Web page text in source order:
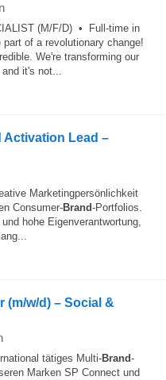
(M/F/D) • Full-time in
of a revolutionary change!
We're transforming our
it's not...
Activation Lead –
Marketingpersönlichkeit
Consumer-Brand-Portfolios.
hohe Eigenverantwortung,
(m/w/d) – Social &
tätiges Multi-Brand-
Marken SP Connect und